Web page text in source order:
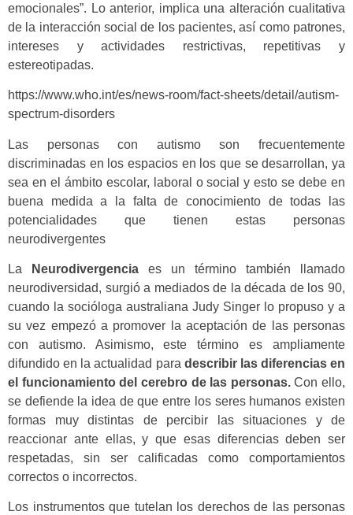
emocionales”. Lo anterior, implica una alteración cualitativa
de la interacción social de los pacientes, así como patrones,
intereses y actividades restrictivas, repetitivas y
estereotipadas.
https://www.who.int/es/news-room/fact-sheets/detail/autism-
spectrum-disorders
Las personas con autismo son frecuentemente
discriminadas en los espacios en los que se desarrollan, ya
sea en el ámbito escolar, laboral o social y esto se debe en
buena medida a la falta de conocimiento de todas las
potencialidades que tienen estas personas
neurodivergentes
La Neurodivergencia es un término también llamado
neurodiversidad, surgió a mediados de la década de los 90,
cuando la socióloga australiana Judy Singer lo propuso y a
su vez empezó a promover la aceptación de las personas
con autismo. Asimismo, este término es ampliamente
difundido en la actualidad para describir las diferencias en
el funcionamiento del cerebro de las personas.Con ello,
se defiende la idea de que entre los seres humanos existen
formas muy distintas de percibir las situaciones y de
reaccionar ante ellas, y que esas diferencias deben ser
respetadas, sin ser calificadas como comportamientos
correctos o incorrectos.
Los instrumentos que tutelan los derechos de las personas